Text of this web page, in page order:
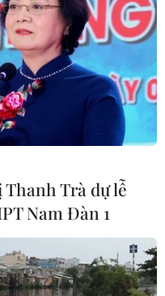
Trà dự lễ
Nam Đàn 1